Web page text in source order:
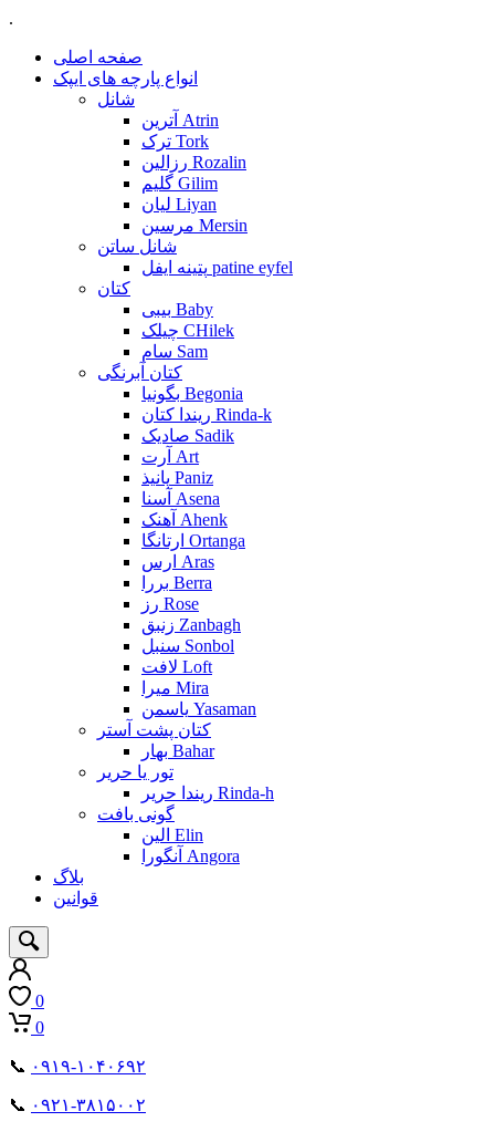
.
صفحه اصلی
انواع پارچه های ایپک
شانل
آترین Atrin
ترک Tork
رزالین Rozalin
گلیم Gilim
لیان Liyan
مرسین Mersin
شانل ساتن
پتینه ایفل patine eyfel
کتان
بیبی Baby
چیلک CHilek
سام Sam
کتان آبرنگی
بگونیا Begonia
ریندا کتان Rinda-k
صادیک Sadik
آرت Art
پانیذ Paniz
آسنا Asena
آهنک Ahenk
ارتانگا Ortanga
ارس Aras
بررا Berra
رز Rose
زنبق Zanbagh
سنبل Sonbol
لافت Loft
میرا Mira
یاسمن Yasaman
کتان پشت آستر
بهار Bahar
تور یا حریر
ریندا حریر Rinda-h
گونی بافت
الین Elin
آنگورا Angora
بلاگ
قوانین
0
0
📞 ۰۹۱۹-۱۰۴۰۶۹۲
📞 ۰۹۲۱-۳۸۱۵۰۰۲